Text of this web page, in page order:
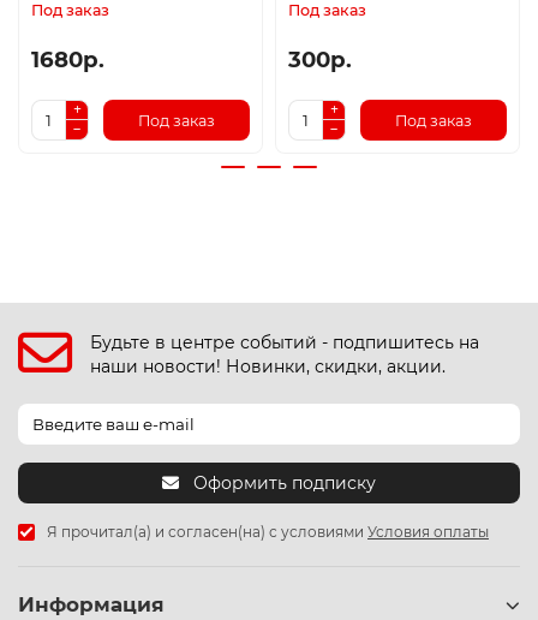
Под заказ
1680р.
Под заказ
Под заказ
300р.
Под заказ
Будьте в центре событий - подпишитесь на
наши новости! Новинки, скидки, акции.
Оформить подписку
Я прочитал(а) и согласен(на) с условиями Условия оплаты
Информация